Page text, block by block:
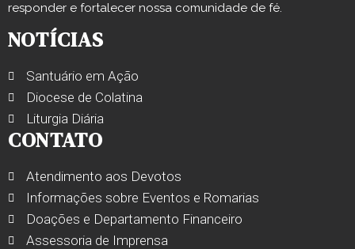
responder e fortalecer nossa comunidade de fé.
NOTÍCIAS
Santuário em Ação
Diocese de Colatina
Liturgia Diária
CONTATO
Atendimento aos Devotos
Informações sobre Eventos e Romarias
Doações e Departamento Financeiro
Assessoria de Imprensa